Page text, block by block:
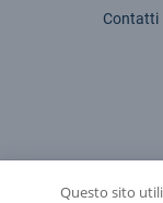
Contatti
Questo sito